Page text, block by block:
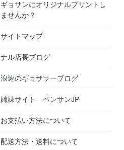
ギョサンにオリジナルプリントし
ませんか？
サイトマップ
ナル店長ブログ
浪速のギョサラーブログ
姉妹サイト ベンサンJP
お支払い方法について
配送方法・送料について